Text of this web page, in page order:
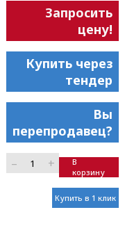
Запросить
цену!
Купить через
тендер
Вы
перепродавец?
– +
В
корзину
Купить в 1 клик